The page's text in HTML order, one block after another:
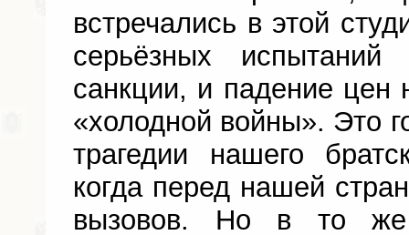
встречались в этой
серьёзных
санкции, и падение
«холодной войны». Это
трагедии нашего
когда перед нашей
вызовов. Но в то